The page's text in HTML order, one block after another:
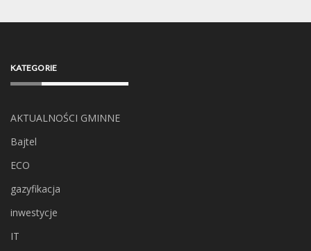
KATEGORIE
AKTUALNOŚCI GMINNE
Bajtel
ECO
gazyfikacja
inwestycje
IT